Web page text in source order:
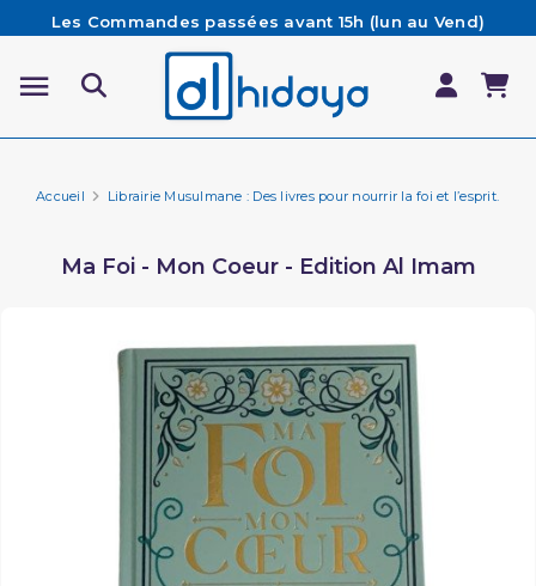
Les Commandes passées avant 15h (lun au Vend)
sont préparées et expédiées le jour même
Besoin d'aide ? Retrouvez notre FAQ
Livraison offerte à partir de 65€ d'achat*
Accueil Librairie Musulmane : Des livres pour nourrir la foi et l’esprit.
Ma Foi - Mon Coeur - Edition Al Imam